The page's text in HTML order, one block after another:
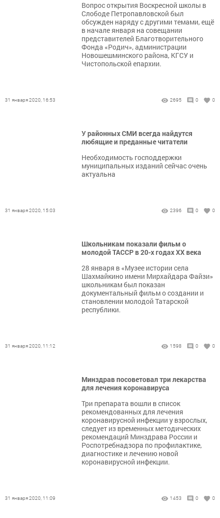
Вопрос открытия Воскресной школы в
Слободе Петропавловской был
обсужден наряду с другими темами, ещё
в начале января на совещании
представителей Благотворительного
Фонда «Родич», администрации
Новошешминского района, КГСУ и
Чистопольской епархии.
31 января 2020, 16:53 2695 0 0
У районных СМИ всегда найдутся
любящие и преданные читатели
Необходимость господдержки
муниципальных изданий сейчас очень
актуальна
31 января 2020, 15:03 2396 0 0
Школьникам показали фильм о
молодой ТАССР в 20-х годах ХХ века
28 января в «Музее истории села
Шахмайкино имени Мирхайдара Файзи»
школьникам был показан
документальный фильм о создании и
становлении молодой Татарской
республики.
31 января 2020, 11:12 1598 0 0
Минздрав посоветовал три лекарства
для лечения коронавируса
Три препарата вошли в список
рекомендованных для лечения
коронавирусной инфекции у взрослых,
следует из временных методических
рекомендаций Минздрава России и
Роспотребнадзора по профилактике,
диагностике и лечению новой
коронавирусной инфекции.
31 января 2020, 11:09 1453 0 0